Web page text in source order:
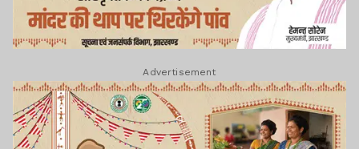
Advertisement